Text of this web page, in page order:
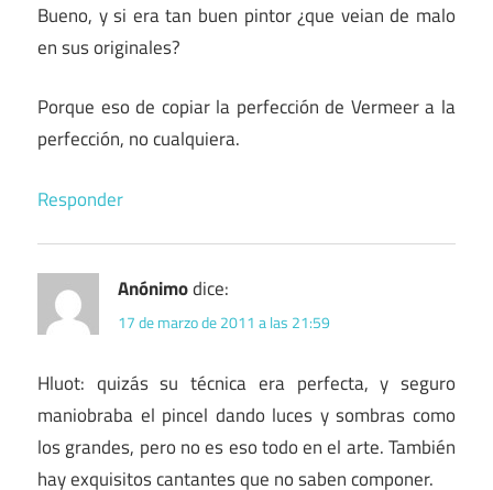
Bueno, y si era tan buen pintor ¿que veian de malo
en sus originales?
Porque eso de copiar la perfección de Vermeer a la
perfección, no cualquiera.
Responder
Anónimodice:
17 de marzo de 2011 a las 21:59
Hluot: quizás su técnica era perfecta, y seguro
maniobraba el pincel dando luces y sombras como
los grandes, pero no es eso todo en el arte. También
hay exquisitos cantantes que no saben componer.